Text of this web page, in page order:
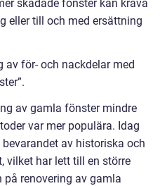
skadade fönster kan kräva
eller till och med ersättning
av för- och nackdelar med
av gamla fönster mindre
var mer populära. Idag
av historiska och
vilket har lett till en större
renovering av gamla